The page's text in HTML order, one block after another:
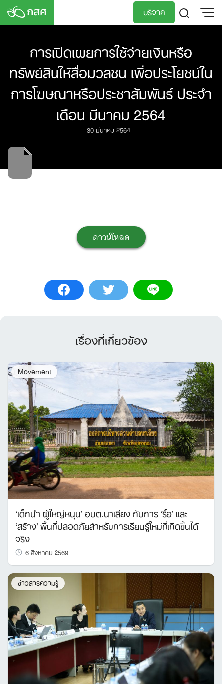
Skip
บริจาค
การเปิดเผยการใช้จ่ายเงินหรือ
ทรัพย์สินให้สื่อมวลชน เพื่อประโยชน์ใน
การโฆษณาหรือประชาสัมพันธ์ ประจำ
เดือน มีนาคม 2564
30 มีนาคม 2564
ดาวน์โหลด
เรื่องที่เกี่ยวข้อง
Movement
‘เด็กนำ ผู้ใหญ่หนุน’ อบต.นาเลียง กับการ ‘รื้อ’ และ
‘สร้าง’ พื้นที่ปลอดภัยสำหรับการเรียนรู้ใหม่ที่เกิดขึ้นได้
จริง
6 สิงหาคม 2569
ข่าวสารความรู้